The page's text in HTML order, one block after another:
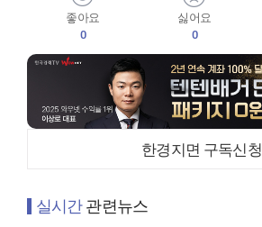
좋아요
0
싫어요
0
한경지면 구독신청
실시간관련뉴스